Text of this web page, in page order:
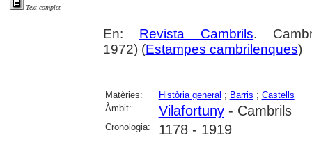
Text complet
En: Revista Cambrils.
1972) (Estampes cambrilenques)
Matèries: Història general ; Barris ; Castells
Àmbit:
Vilafortuny- Cambrils
Cronologia: 1178 - 1919